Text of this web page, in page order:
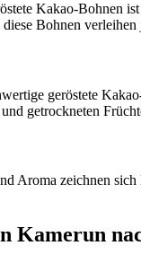
Kakao-Bohnen
Bohnen
geröstete
getrockneten
Aroma zeichnen
Kamerun